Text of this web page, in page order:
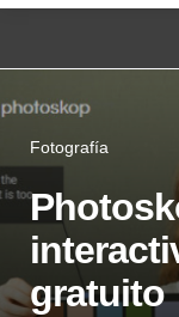
Fotografía
gratuito